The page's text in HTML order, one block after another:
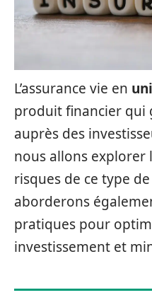
L’assurance vie en
produit financier qui
auprès des
nous allons explorer
risques de ce type
aborderons
pratiques pour
investissement et